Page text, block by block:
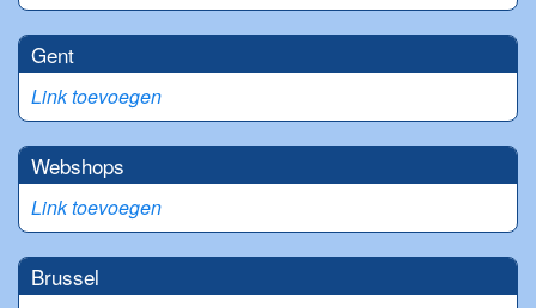
Gent
Link toevoegen
Webshops
Link toevoegen
Brussel